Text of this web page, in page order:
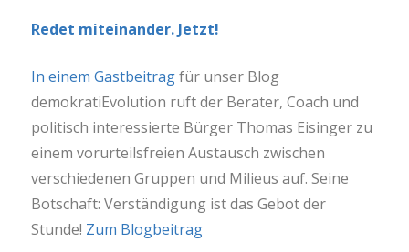
Redet miteinander. Jetzt!
In einem Gastbeitragfür unser Blog
demokratiEvolution ruft der Berater, Coach und
politisch interessierte Bürger Thomas Eisinger zu
einem vorurteilsfreien Austausch zwischen
verschiedenen Gruppen und Milieus auf. Seine
Botschaft: Verständigung ist das Gebot der
Stunde! Zum Blogbeitrag